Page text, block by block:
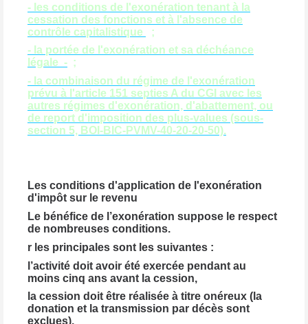
- les conditions de l'exonération tenant à la
cessation des fonctions et à l'absence de
contrôle capitalistique
;
- la portée de l'exonération et sa déchéance
légale - ;
- la combinaison du régime de l'exonération
prévu à l'article 151 septies A du CGI avec les
autres régimes d'exonération, d'abattement, ou
de report d'imposition des plus-values (sous-
section 5, BOI-BIC-PVMV-40-20-20-50).
Les conditions d'application de l'exonération
d'impôt sur le revenu
Le bénéfice de l’exonération suppose le respect
de nombreuses conditions.
r les principales sont les suivantes :
l’activité doit avoir été exercée pendant au
moins cinq ans avant la cession,
la cession doit être réalisée à titre onéreux (la
donation et la transmission par décès sont
exclues),